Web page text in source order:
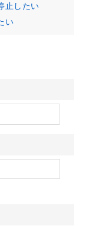
止したい
い